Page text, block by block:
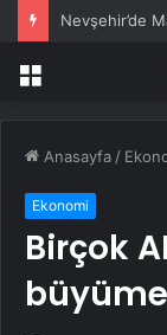
Nevşehir’de
Menü
Anasayfa /
Ekonomi
Birçok